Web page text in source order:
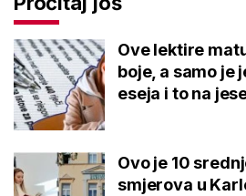
Ove lektire
boje, a samo je
eseja i to na
Ovo je 10
smjerova u